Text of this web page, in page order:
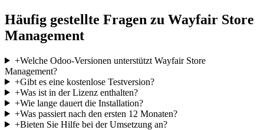
Häufig gestellte Fragen zu Wayfair Store
Management
+Welche Odoo-Versionen unterstützt Wayfair Store
Management?
+Gibt es eine kostenlose Testversion?
+Was ist in der Lizenz enthalten?
+Wie lange dauert die Installation?
+Was passiert nach den ersten 12 Monaten?
+Bieten Sie Hilfe bei der Umsetzung an?